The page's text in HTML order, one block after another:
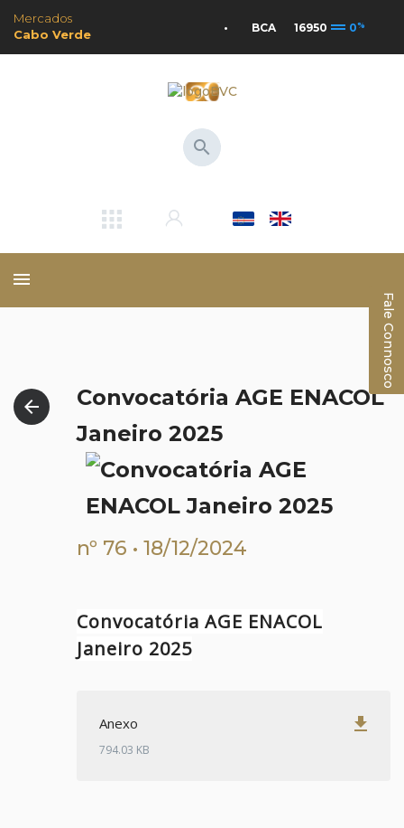
Mercados
Cabo Verde
BCA 16950drag_handle0%
search
menu
arrow_back
Convocatória AGE ENACOL
Janeiro 2025
nº 76 • 18/12/2024
Convocatória AGE ENACOL
Janeiro 2025
Anexo
794.03 KB
get_app
Fale Connosco